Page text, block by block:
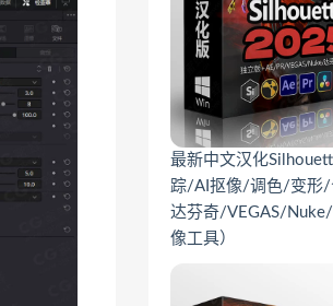
最新中文汉化
踪/AI抠像/调色/变形/
达芬奇/VEGAS/
像工具）